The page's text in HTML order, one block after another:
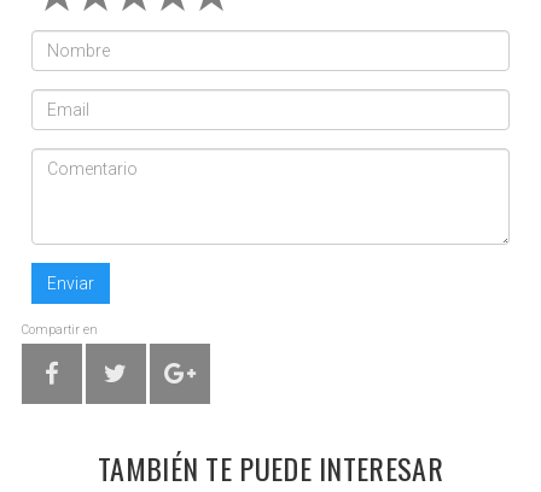
Enviar
Compartir en
TAMBIÉN TE PUEDE INTERESAR